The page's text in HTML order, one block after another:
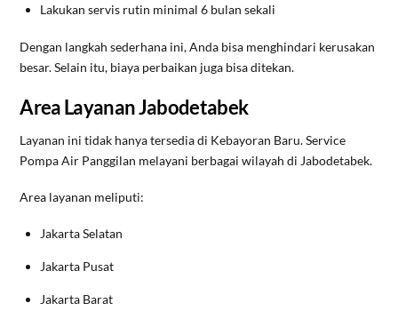
Lakukan servis rutin minimal 6 bulan sekali
Dengan langkah sederhana ini, Anda bisa menghindari kerusakan
besar. Selain itu, biaya perbaikan juga bisa ditekan.
Area Layanan Jabodetabek
Layanan ini tidak hanya tersedia di Kebayoran Baru. Service
Pompa Air Panggilan melayani berbagai wilayah di Jabodetabek.
Area layanan meliputi:
Jakarta Selatan
Jakarta Pusat
Jakarta Barat